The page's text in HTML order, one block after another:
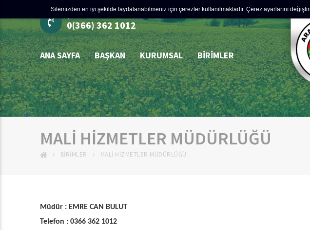
Sitemizden en iyi şekilde faydalanabilmeniz için çerezler kullanılmaktadır. Çerez ayarlarını
0(366) 362 1012
ANA SAYFA BAŞKAN KURUMSAL BIRIMLER
MALİ HİZMETLER MÜDÜRLÜĞÜ
BIRIMLER MALİ HİZMETLER MÜDÜRLÜĞÜ
Müdür : EMRE CAN BULUT
Telefon : 0366 362 1012